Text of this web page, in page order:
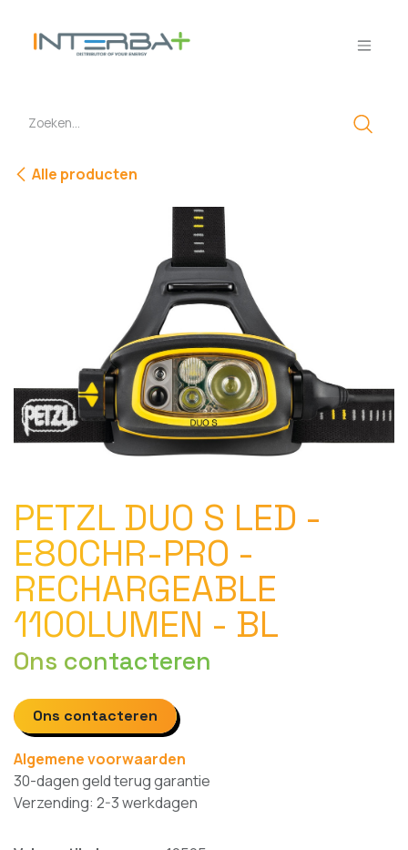
Alle producten
PETZL DUO S LED -
E80CHR-PRO -
RECHARGEABLE
1100LUMEN - BL
Ons contacteren
Ons contacteren
Algemene voorwaarden
30-dagen geld terug garantie
Verzending: 2-3 werkdagen